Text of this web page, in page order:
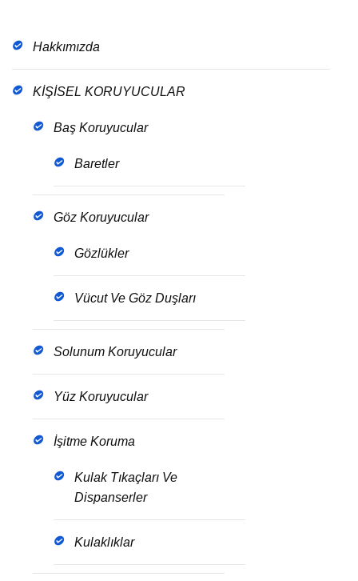
Hakkımızda
KİŞİSEL KORUYUCULAR
Baş Koruyucular
Baretler
Göz Koruyucular
Gözlükler
Vücut Ve Göz Duşları
Solunum Koruyucular
Yüz Koruyucular
İşitme Koruma
Kulak Tıkaçları Ve
Dispanserler
Kulaklıklar